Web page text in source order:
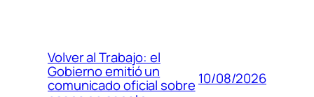
Volver al Trabajo: el
Gobierno emitió un
comunicado oficial sobre 10/08/2026